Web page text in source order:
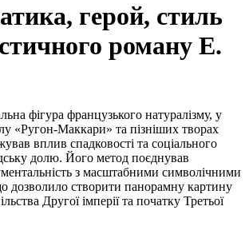
герой, стиль
роману Е.
фігура французького натуралізму, у
«Ругон-Маккари» та пізніших творах
вплив спадковості та соціального
долю. Його метод поєднував
з масштабними символічними
дозволило створити панорамну картину
Другої імперії та початку Третьої